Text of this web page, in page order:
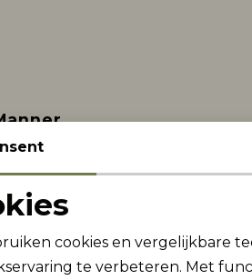
cookies
cookies
cookies en vergelijkbare
te verbeteren. Met